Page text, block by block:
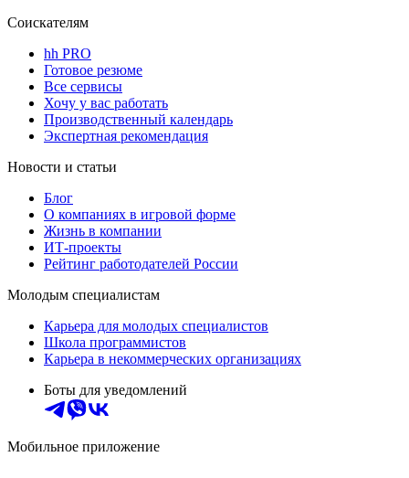
Соискателям
hh PRO
Готовое резюме
Все сервисы
Хочу у вас работать
Производственный календарь
Экспертная рекомендация
Новости и статьи
Блог
О компаниях в игровой форме
Жизнь в компании
ИТ-проекты
Рейтинг работодателей России
Молодым специалистам
Карьера для молодых специалистов
Школа программистов
Карьера в некоммерческих организациях
Боты для уведомлений
Мобильное приложение